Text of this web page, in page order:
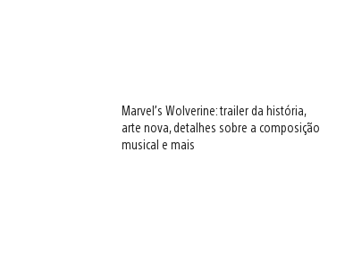
Marvel’s Wolverine: trailer da história,
arte nova, detalhes sobre a composição
musical e mais